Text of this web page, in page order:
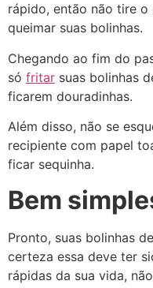
rápido, então não tire o
queimar suas bolinhas.
Chegando ao fim do
só fritar suas bolinhas
ficarem douradinhas.
Além disso, não se
recipiente com papel
ficar sequinha.
Bem
Pronto, suas bolinhas
certeza essa deve ter
rápidas da sua vida,